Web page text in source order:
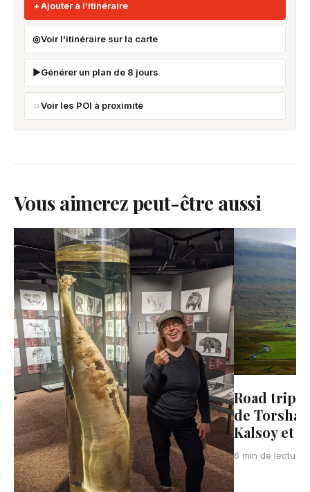
Ajouter à l'itinéraire
Voir l'itinéraire sur la carte
Générer un plan de 8 jours
Voir les POI à proximité
Vous aimerez peut-être aussi
Road trip
de
Kalsoy et
6 min de lecture